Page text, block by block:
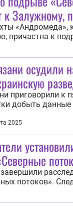
к
«Андромеда»,
причастна к
действовали
Украины
Welt. «Немецкие
осудили
приговорили к
добыть данные
Об этом 28
общественных
Рязанский
что женщина
нанести
2025
потоков».
всех
газета Die Zeit